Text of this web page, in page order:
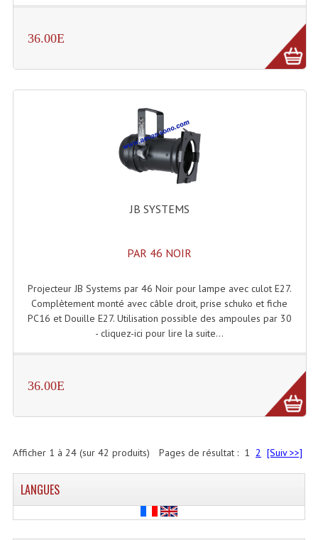
36.00E
JB SYSTEMS
PAR 46 NOIR
Projecteur JB Systems par 46 Noir pour lampe avec culot E27.
Complètement monté avec câble droit, prise schuko et fiche
PC16 et Douille E27. Utilisation possible des ampoules par 30
- cliquez-ici pour lire la suite...
36.00E
Pages de résultat : 1 2 [Suiv >>]
Afficher 1 à 24(sur 42 produits)
LANGUES